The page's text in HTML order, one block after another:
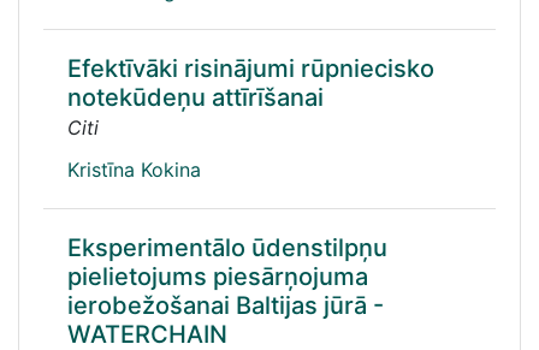
Efektīvāki risinājumi rūpniecisko
notekūdeņu attīrīšanai
Citi
Kristīna Kokina
Eksperimentālo ūdenstilpņu
pielietojums piesārņojuma
ierobežošanai Baltijas jūrā -
WATERCHAIN